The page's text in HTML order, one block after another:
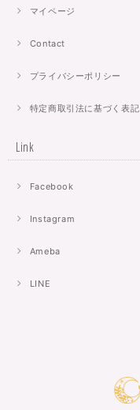
マイページ
Contact
プライバシーポリシー
特定商取引法に基づく表記
Link
Facebook
Instagram
Ameba
LINE